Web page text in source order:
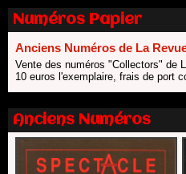
Dispositif ARTCENA Écrire
20/06/2026
Le palmarès des prix SACD
18/06/2026
Les 10 lauréats du Fonds
SACD
13/06/2026
Nomination de Nathalie
direction du Théâtre de
13/06/2026
Numéros Papier
Anciens Numéros de La
Vente des numéros "Collectors" de
10 euros l'exemplaire, frais de port
Anciens Numéros